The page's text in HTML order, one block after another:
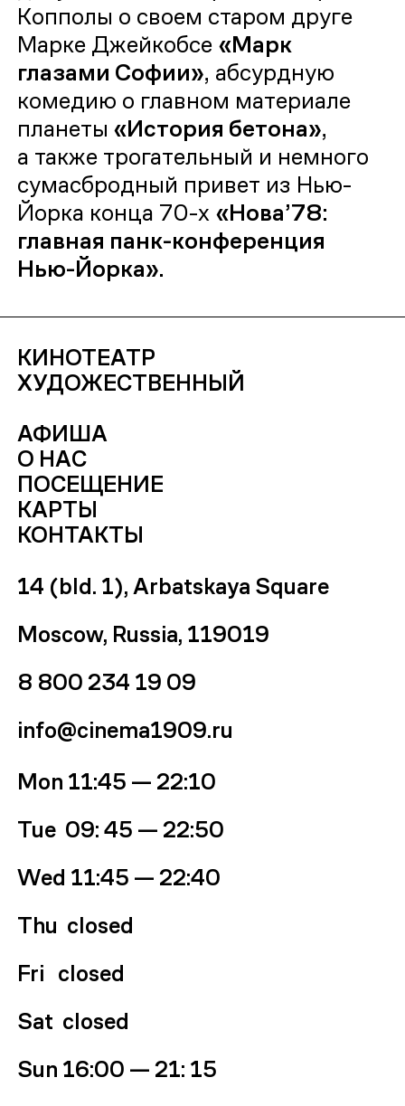
Копполы о своем старом друге
Марке Джейкобсе «Марк
глазами Софии», абсурдную
комедию о главном материале
планеты «История бетона»,
а также трогательный и немного
сумасбродный привет из Нью-
Йорка конца 70-х «Нова’78:
главная панк-конференция
Нью-Йорка».
КИНОТЕАТР
ХУДОЖЕСТВЕННЫЙ
АФИША
О НАС
ПОСЕЩЕНИЕ
КАРТЫ
КОНТАКТЫ
14 (bld. 1), Arbatskaya Square
Moscow, Russia, 119019
8 800 234 19 09
info@cinema1909.ru
Mon 11:45 — 22:10
Tue 09: 45 —22:50
Wed 11:45 — 22:40
Thu closed
Fri closed
Sat closed
Sun 16:00 — 21: 15